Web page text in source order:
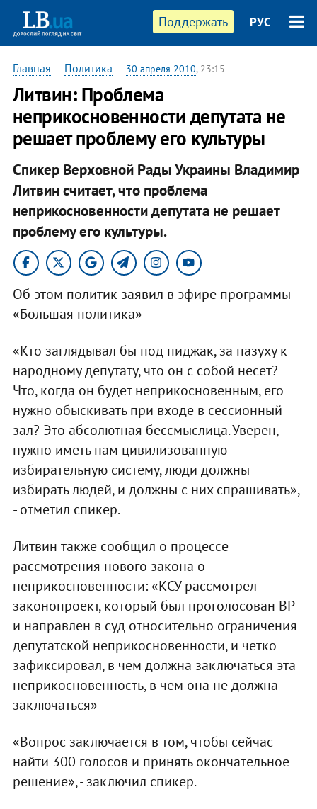
Поддержать РУС
Главная — Политика — 30 апреля 2010, 23:15
Литвин: Проблема
неприкосновенности депутата не
решает проблему его культуры
Спикер Верховной Рады Украины Владимир
Литвин считает, что проблема
неприкосновенности депутата не решает
проблему его культуры.
Об этом политик заявил в эфире программы
«Большая политика»
«Кто заглядывал бы под пиджак, за пазуху к
народному депутату, что он с собой несет?
Что, когда он будет неприкосновенным, его
нужно обыскивать при входе в сессионный
зал? Это абсолютная бессмыслица. Уверен,
нужно иметь нам цивилизованную
избирательную систему, люди должны
избирать людей, и должны с них спрашивать»,
- отметил спикер.
Литвин также сообщил о процессе
рассмотрения нового закона о
неприкосновенности: «КСУ рассмотрел
законопроект, который был проголосован ВР
и направлен в суд относительно ограничения
депутатской неприкосновенности, и четко
зафиксировал, в чем должна заключаться эта
неприкосновенность, в чем она не должна
заключаться»
«Вопрос заключается в том, чтобы сейчас
найти 300 голосов и принять окончательное
решение», - заключил спикер.